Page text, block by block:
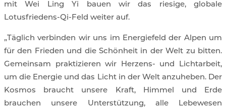
mit Wei Ling Yi bauen wir das riesige, globale
Lotusfriedens-Qi-Feld weiter auf.
„Täglich verbinden wir uns im Energiefeld der Alpen um
für den Frieden und die Schönheit in der Welt zu bitten.
Gemeinsam praktizieren wir Herzens- und Lichtarbeit,
um die Energie und das Licht in der Welt anzuheben. Der
Kosmos braucht unsere Kraft, Himmel und Erde
brauchen unsere Unterstützung, alle Lebewesen